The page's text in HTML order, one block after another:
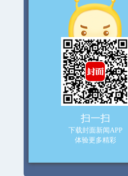
扫一扫
下载封面新闻APP
体验更多精彩